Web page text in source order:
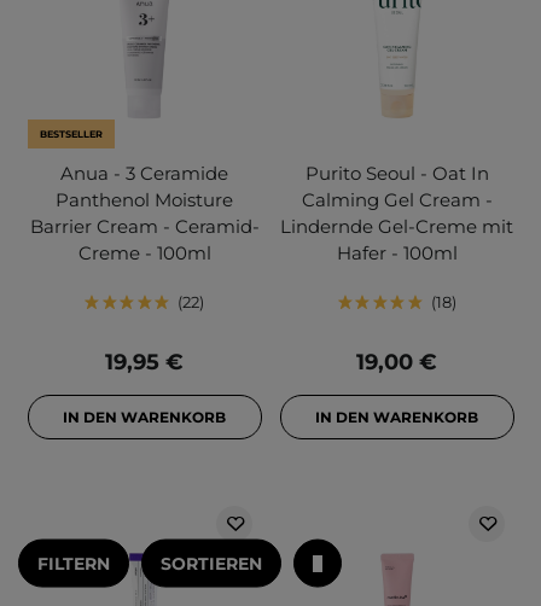
BESTSELLER
Anua - 3 Ceramide
Panthenol Moisture
Barrier Cream - Ceramid-
Creme - 100ml
22
19,95 €
IN DEN WARENKORB
Purito Seoul - Oat In
Calming Gel Cream -
Lindernde Gel-Creme mit
Hafer - 100ml
18
19,00 €
IN DEN WARENKORB
FILTERN SORTIEREN